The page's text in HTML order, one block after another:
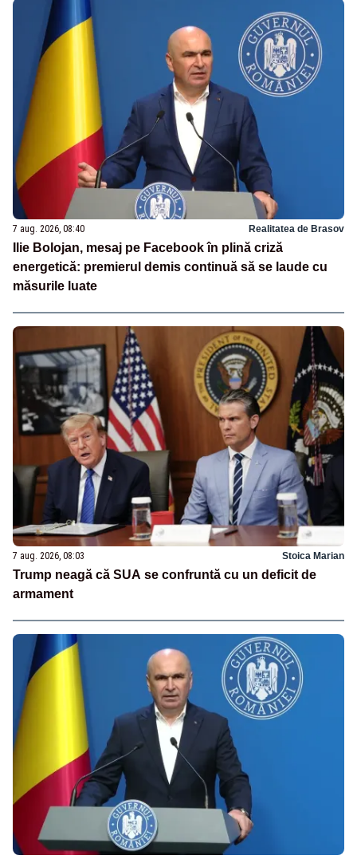
7 aug. 2026, 08:40 Realitatea de Brasov
Ilie Bolojan, mesaj pe Facebook în plină criză
energetică: premierul demis continuă să se laude cu
măsurile luate
7 aug. 2026, 08:03 Stoica Marian
Trump neagă că SUA se confruntă cu un deficit de
armament